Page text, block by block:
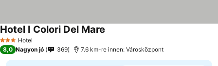
3 Kategória
Hotel
Hotel I Colori Del Mare
8,0 Nagyon jó 369 7.6 km-re innen: Városközpont